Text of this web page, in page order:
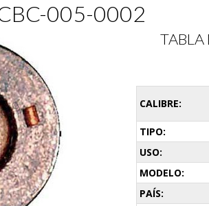
005-0002
TABLA
CALIBRE:
TIPO:
USO:
MODELO:
PAÍS: